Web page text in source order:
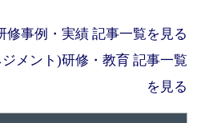
修事例・実績 記事一覧を見る
メント)研修・教育 記事一覧
を見る